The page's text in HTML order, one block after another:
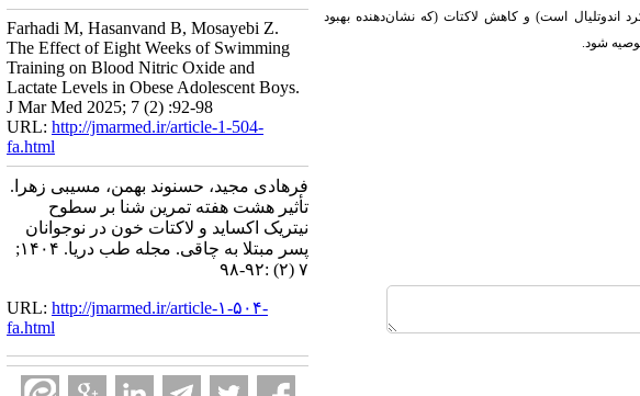
اندوتلیال است) و کاهش لاکتات (که نشان‌دهنده بهبود
شود.
Farhadi M, Hasanvand B, Mosayebi Z.
The Effect of Eight Weeks of Swimming
Training on Blood Nitric Oxide and
Lactate Levels in Obese Adolescent Boys.
J Mar Med 2025; 7 (2) :92-98
URL: http://jmarmed.ir/article-1-504-
fa.html
فرهادی مجید، حسنوند بهمن، مسیبی زهرا.
تأثیر هشت ‌هفته تمرین شنا بر سطوح
نیتریک اکساید و لاکتات خون در نوجوانان
پسر مبتلا به چاقی. مجله طب دریا. ۱۴۰۴;
۷ (۲) :۹۲-۹۸
URL: http://jmarmed.ir/article-۱-۵۰۴-
fa.html